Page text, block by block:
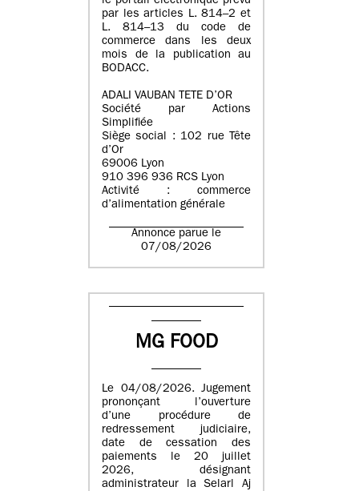
par les articles L. 814–2 et
L. 814–13 du code de
commerce dans les deux
mois de la publication au
BODACC.
ADALI VAUBAN TETE D’OR
Société par Actions
Simplifiée
Siège social : 102 rue Tête
d’Or
69006 Lyon
910 396 936 RCS Lyon
Activité : commerce
d’alimentation générale
Annonce parue le
07/08/2026
MG FOOD
Le 04/08/2026. Jugement
prononçant l’ouverture
d’une procédure de
redressement judiciaire,
date de cessation des
paiements le 20 juillet
2026, désignant
administrateur la Selarl Aj